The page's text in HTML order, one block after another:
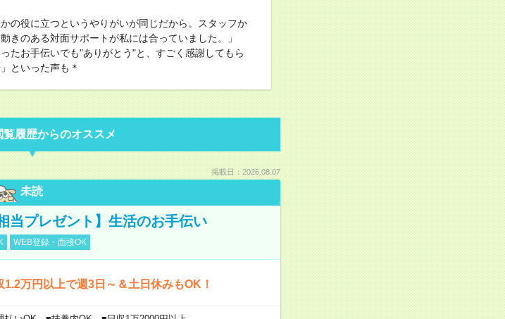
の役に立つというやりがいが同じだから。スタッフか
きのある対面サポートが私には合っていました。」
たお手伝いでも"ありがとう"と、すごく感謝してもら
といった声も＊
覧履歴からのオススメ
掲載日：2026.08.07
未読
当プレゼント】生活のお手伝い
WEB登録・面接OK
万円以上で週3日～＆土日休みもOK！